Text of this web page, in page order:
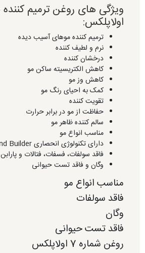
اولاپلکس:
ترمیم کننده موهای آسیب دیده
نرم و لطیف کننده
درخشان کننده
کاهش الکتریسیته ساکن مو
کاهش وز مو
کمک به احیای رنگ مو
تقویت کننده
حفاظت از مو در برابر حرارت
سالم کننده ظاهر مو
مناسب انواع مو
دارای تکنولوژی انحصاری Bond Builder
فاقد سولفات، فسفات، فتالات و پارابن
وگان و فاقد تست حیوانی
مناسب انواع مو
فاقد سولفات
وگان
فاقد تست حیوانی
روغن شماره 7 اولاپلکس